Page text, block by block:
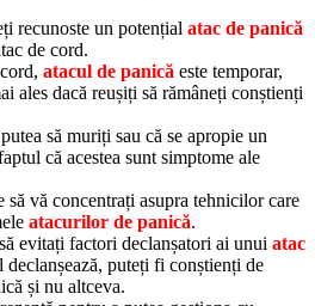
recunoste un potențial atac de panică
de cord.
atacul de panică este temporar,
ales dacă reușiți să rămâneți conștienți
să muriți sau că se apropie un
că acestea sunt simptome ale
vă concentrați asupra tehnicilor care
atacurilor de panică.
evitați factori declanșatori ai unui atac
declanșează, puteți fi conștienți de
și nu altceva.